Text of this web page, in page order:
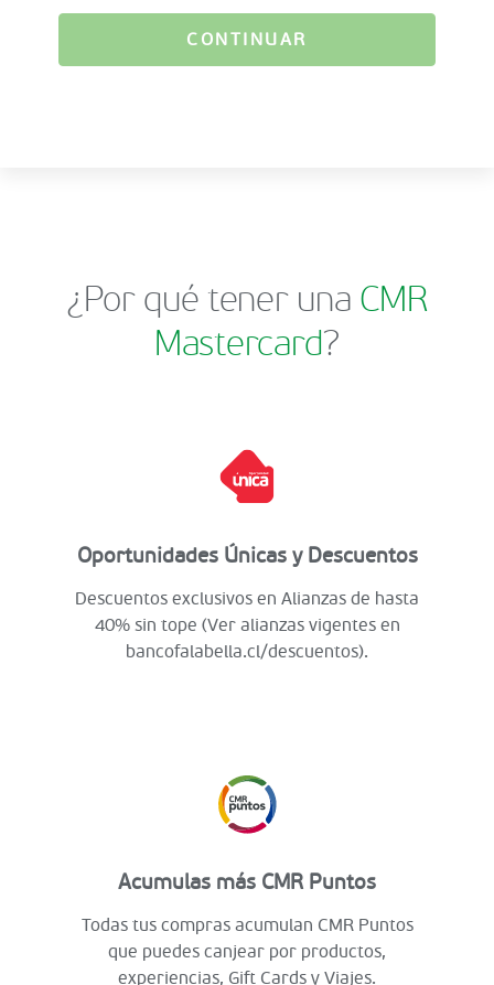
CONTINUAR
¿Por qué tener una CMR
Mastercard?
Oportunidades Únicas y Descuentos
Descuentos exclusivos en Alianzas de hasta
40% sin tope (Ver alianzas vigentes en
bancofalabella.cl/descuentos).
Acumulas más CMR Puntos
Todas tus compras acumulan CMR Puntos
que puedes canjear por productos,
experiencias, Gift Cards y Viajes.